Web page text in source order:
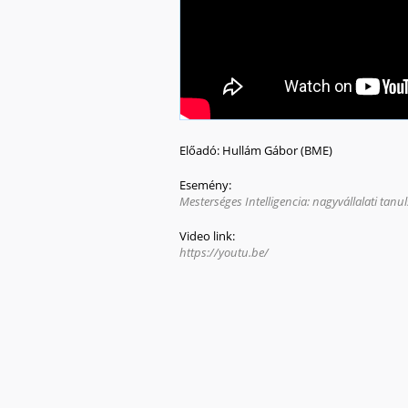
Előadó: Hullám Gábor (BME)
Esemény:
Mesterséges Intelligencia: nagyvállalati
Video link:
https://youtu.be/